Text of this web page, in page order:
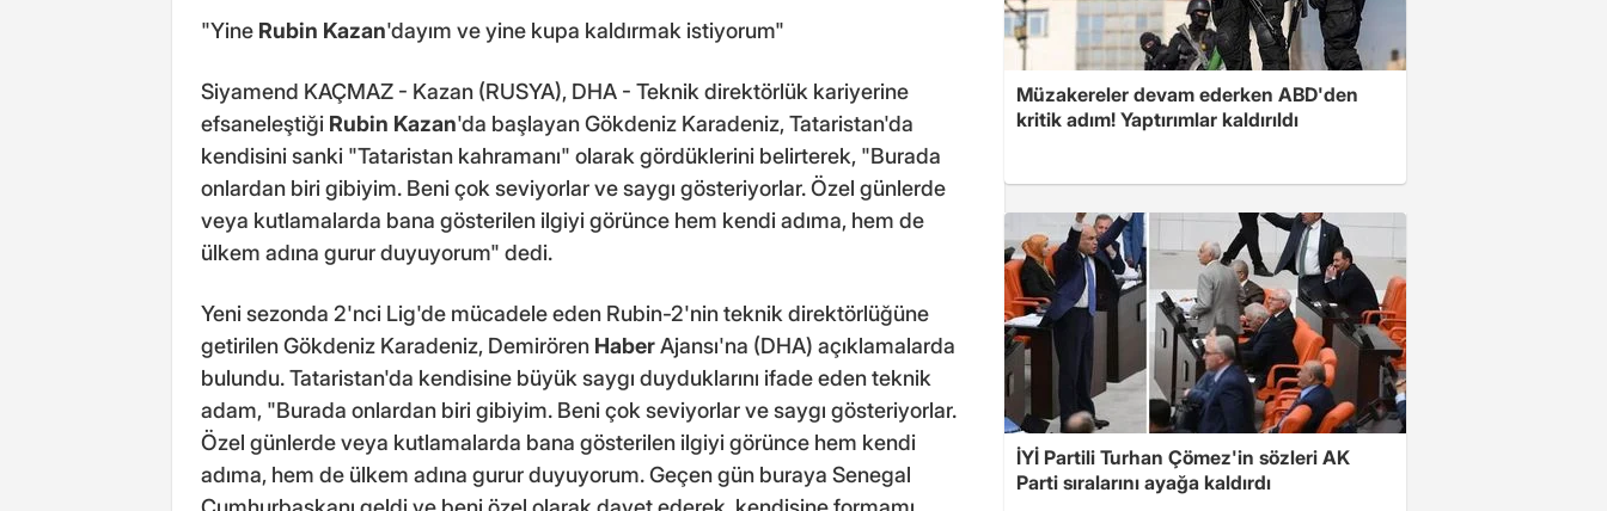
"Yine Rubin Kazan'dayım ve yine kupa kaldırmak istiyorum"
Siyamend KAÇMAZ - Kazan (RUSYA), DHA - Teknik direktörlük kariyerine
efsaneleştiği Rubin Kazan'da başlayan Gökdeniz Karadeniz, Tataristan'da
kendisini sanki "Tataristan kahramanı" olarak gördüklerini belirterek, "Burada
onlardan biri gibiyim. Beni çok seviyorlar ve saygı gösteriyorlar. Özel günlerde
veya kutlamalarda bana gösterilen ilgiyi görünce hem kendi adıma, hem de
ülkem adına gurur duyuyorum" dedi.
Yeni sezonda 2'nci Lig'de mücadele eden Rubin-2'nin teknik direktörlüğüne
getirilen Gökdeniz Karadeniz, Demirören HaberAjansı'na (DHA) açıklamalarda
bulundu. Tataristan'da kendisine büyük saygı duyduklarını ifade eden teknik
adam, "Burada onlardan biri gibiyim. Beni çok seviyorlar ve saygı gösteriyorlar.
Özel günlerde veya kutlamalarda bana gösterilen ilgiyi görünce hem kendi
adıma, hem de ülkem adına gurur duyuyorum. Geçen gün buraya Senegal
Müzakereler devam ederken ABD'den
kritik adım! Yaptırımlar kaldırıldı
İYİ Partili Turhan Çömez'in sözleri AK
Parti sıralarını ayağa kaldırdı